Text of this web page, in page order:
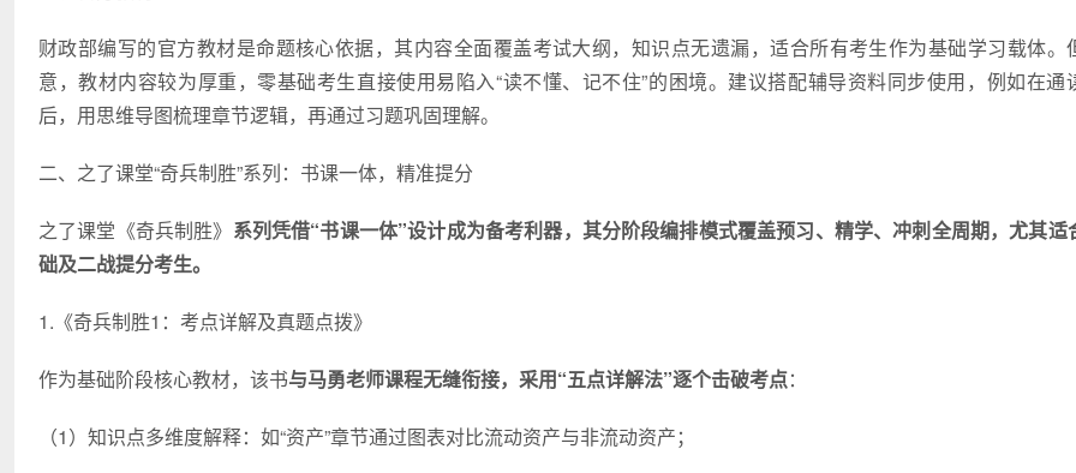
财政部编写的官方教材是命题核心依据，其内容全面覆盖考试大纲，知识点无遗漏，适合所有考生作为基础学习载体。
意，教材内容较为厚重，零基础考生直接使用易陷入“读不懂、记不住”的困境。建议搭配辅导资料同步使用，例如在通
后，用思维导图梳理章节逻辑，再通过习题巩固理解。
二、之了课堂“奇兵制胜”系列：书课一体，精准提分
之了课堂《奇兵制胜》 系列凭借“书课一体”设计成为备考利器，其分阶段编排模式覆盖预习、精学、冲刺全周期，尤其适
础及二战提分考生。
1.《奇兵制胜1：考点详解及真题点拨》
作为基础阶段核心教材，该书与马勇老师课程无缝衔接，采用“五点详解法”逐个击破考点：
（1）知识点多维度解释：如“资产”章节通过图表对比流动资产与非流动资产；